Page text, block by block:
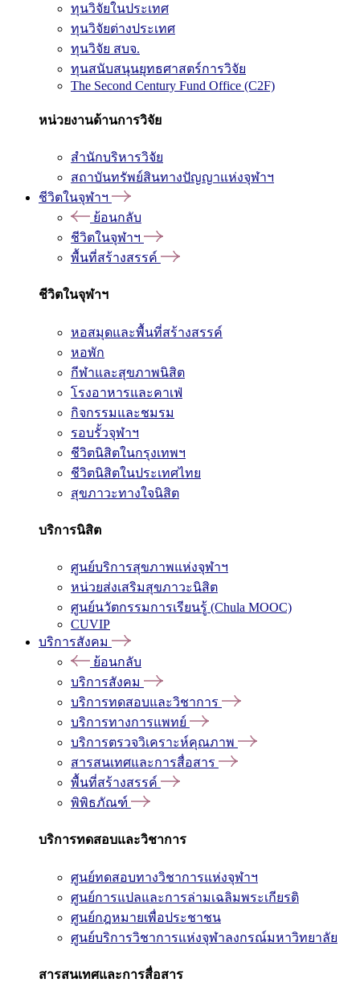
ทุนวิจัยในประเทศ
ทุนวิจัยต่างประเทศ
ทุนวิจัย สบจ.
ทุนสนับสนุนยุทธศาสตร์การวิจัย
The Second Century Fund Office (C2F)
หน่วยงานด้านการวิจัย
สำนักบริหารวิจัย
สถาบันทรัพย์สินทางปัญญาแห่งจุฬาฯ
ชีวิตในจุฬาฯ
ย้อนกลับ
ชีวิตในจุฬาฯ
พื้นที่สร้างสรรค์
ชีวิตในจุฬาฯ
หอสมุดและพื้นที่สร้างสรรค์
หอพัก
กีฬาและสุขภาพนิสิต
โรงอาหารและคาเฟ่
กิจกรรมและชมรม
รอบรั้วจุฬาฯ
ชีวิตนิสิตในกรุงเทพฯ
ชีวิตนิสิตในประเทศไทย
สุขภาวะทางใจนิสิต
บริการนิสิต
ศูนย์บริการสุขภาพแห่งจุฬาฯ
หน่วยส่งเสริมสุขภาวะนิสิต
ศูนย์นวัตกรรมการเรียนรู้ (Chula MOOC)
CUVIP
บริการสังคม
ย้อนกลับ
บริการสังคม
บริการทดสอบและวิชาการ
บริการทางการแพทย์
บริการตรวจวิเคราะห์คุณภาพ
สารสนเทศและการสื่อสาร
พื้นที่สร้างสรรค์
พิพิธภัณฑ์
บริการทดสอบและวิชาการ
ศูนย์ทดสอบทางวิชาการแห่งจุฬาฯ
ศูนย์การแปลและการล่ามเฉลิมพระเกียรติ
ศูนย์กฎหมายเพื่อประชาชน
ศูนย์บริการวิชาการแห่งจุฬาลงกรณ์มหาวิทยาลัย
สารสนเทศและการสื่อสาร